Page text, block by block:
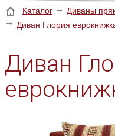
Каталог Диваны
Диван Глория
Диван